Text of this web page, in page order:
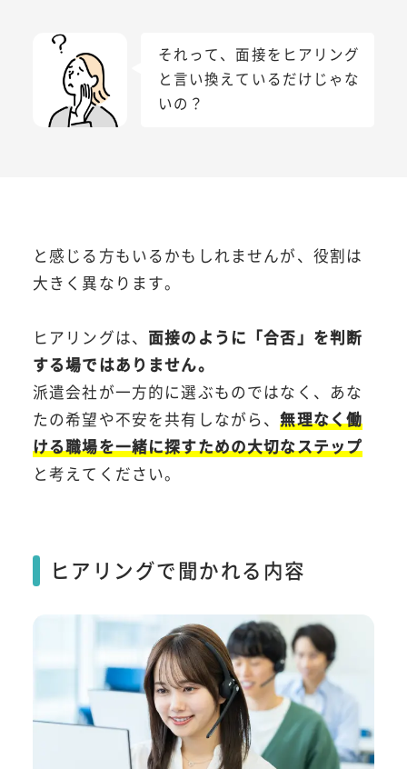
それって、面接をヒアリング
と言い換えているだけじゃな
いの？
と感じる方もいるかもしれませんが、役割は
大きく異なります。
ヒアリングは、 面接のように「合否」を判断
する場ではありません。
派遣会社が一方的に選ぶものではなく、あな
たの希望や不安を共有しながら、無理なく働
ける職場を一緒に探すための大切なステップ
と考えてください。
ヒアリングで聞かれる内容